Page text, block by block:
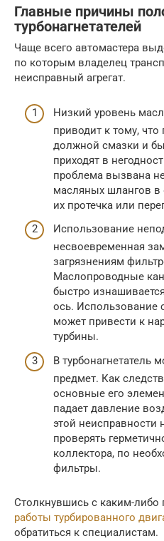
Главные причины
турбонагнетателей
Чаще всего автомастера
по которым владелец
неисправный агрегат.
Низкий уровень
приводит к тому,
должной смазки и
приходят в
проблема вызвана
масляных шлангов в
их протечка или
Использование
несвоевременная
загрязнениям
Маслопроводные
быстро
ось. Использование
может привести к
турбины.
В турбонагнетатель
предмет. Как
основные его
падает давление
этой неисправности
проверять
коллектора, по
фильтры.
Столкнувшись с каким-либо
работы турбированного
обратиться к специалистам.